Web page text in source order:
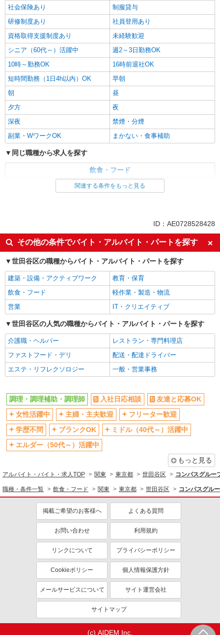
社会保険あり
制服貸与
研修制度あり
社員登用あり
資格取得支援制度あり
未経験歓迎
シニア（60代～）活躍中
週2～3日勤務OK
10時～勤務OK
16時前退社OK
短時間勤務（1日4h以内）OK
早朝
朝
昼
夕方
夜
深夜
禁煙・分煙
副業・WワークOK
まかない・食事補助
同じ職種から求人を探す
飲食・フード
調理・調理補助・調理師
社会保険あり
社員登用あり
未経験歓迎
週2～3日勤務OK
短時間勤務（1日4h以内）OK
深夜
副業・WワークOK
まかない・食事補助
関連する条件をもっと見る
ID：AE0728528428
その他の条件でバイト・アルバイト・パートを探す
世田谷区の職種からバイト・アルバイト・パートを探す
建築・設備・アクティブワーク
教育・保育
飲食・フード
軽作業・製造・物流
営業
IT・クリエイティブ
世田谷区の人気の職種からバイト・アルバイト・パートを探す
介護職・ヘルパー
レストラン・専門料理店
ファストフード・デリ
配送・配達ドライバー
エステ・リフレクソロジー
一般・営業事務
調理・調理補助・調理師 入社日応相談
友達と応募OK
女性活躍中
主婦・主夫歓迎
フリーター歓迎
学歴不問
ブランクOK
ミドル（40代～）活躍中
エルダー（50代～）活躍中
もっと見る
アルバイト・バイト・求人TOP 関東 東京都 世田谷区 コンパスグル
職種・条件一覧 飲食・フード 関東 東京都 世田谷区 コンパスグル
掲載ご希望のお客様へ よくある質問
お問い合わせ 利用規約
リンクについて プライバシーポリシー
Cookieポリシー 個人情報保護方針
メールサービスについて サイト運営会社
サイトマップ
(c) AIDEM Inc.